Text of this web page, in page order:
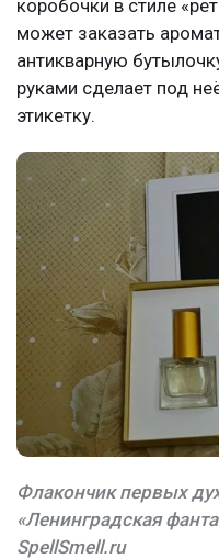
коробочки в стиле
может заказать
антикварную
руками сделает под
этикетку.
Флакончик первых
«Ленинградская
SpellSmell.ru